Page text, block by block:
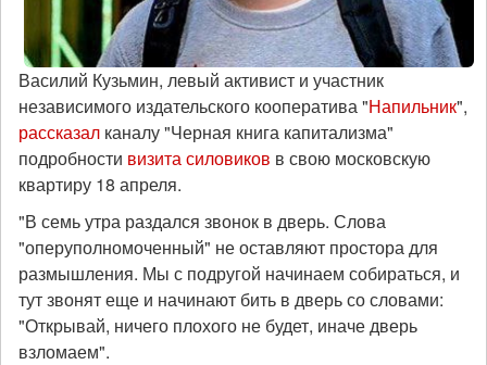
Василий Кузьмин, левый активист и участник
независимого издательского кооператива "Напильник",
рассказал каналу "Черная книга капитализма"
подробности визита силовиков в свою московскую
квартиру 18 апреля.
"В семь утра раздался звонок в дверь. Слова
"оперуполномоченный" не оставляют простора для
размышления. Мы с подругой начинаем собираться, и
тут звонят еще и начинают бить в дверь со словами:
"Открывай, ничего плохого не будет, иначе дверь
взломаем".